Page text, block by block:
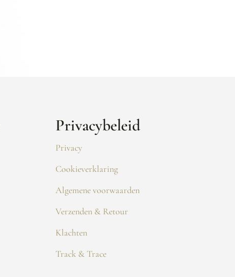
Privacybeleid
Privacy
Cookieverklaring
Algemene voorwaarden
Verzenden & Retour
Klachten
Track & Trace